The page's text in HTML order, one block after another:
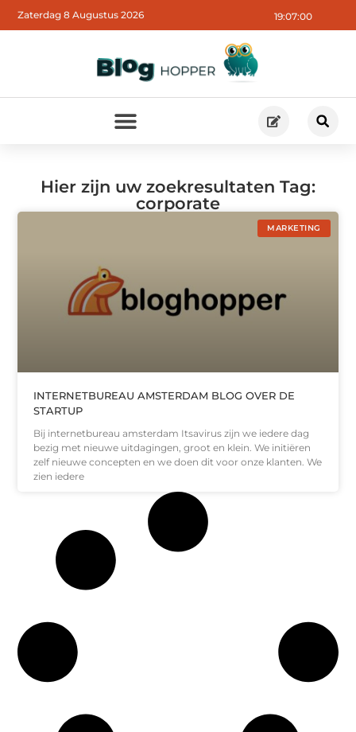
19:07:00
Zaterdag 8 Augustus 2026
Hier zijn uw zoekresultaten Tag:
corporate
MARKETING
INTERNETBUREAU AMSTERDAM BLOG OVER DE
STARTUP
Bij internetbureau amsterdam Itsavirus zijn we iedere dag
bezig met nieuwe uitdagingen, groot en klein. We initiëren
zelf nieuwe concepten en we doen dit voor onze klanten. We
zien iedere